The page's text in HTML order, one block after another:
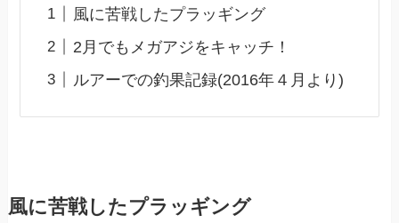
風に苦戦したプラッギング
2月でもメガアジをキャッチ！
ルアーでの釣果記録(2016年４月より)
風に苦戦したプラッギング